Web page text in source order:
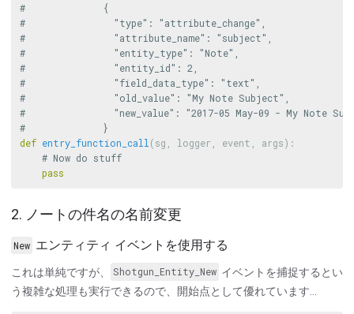
#              {
#                "type": "attribute_change",
#                "attribute_name": "subject",
#                "entity_type": "Note",
#                "entity_id": 2,
#                "field_data_type": "text",
#                "old_value": "My Note Subject",
#                "new_value": "2017-05 May-09 - My Note
def entry_function_call (sg logger event args):
# Now do stuff
pass
2. ノートの件名の名前変更
New エンティティ イベントを使用する
これは単純ですが、 Shotgun_Entity_New イベントを捕捉するとい
う複雑な処理も実行できるので、開始点として優れています…